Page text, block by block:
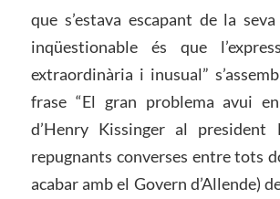
que s’estava escapant de la
inqüestionable és que
extraordinària i inusual”
frase “El gran problema avui
d’Henry Kissinger al president
repugnants converses entre tots
acabar amb el Govern d’Allende)